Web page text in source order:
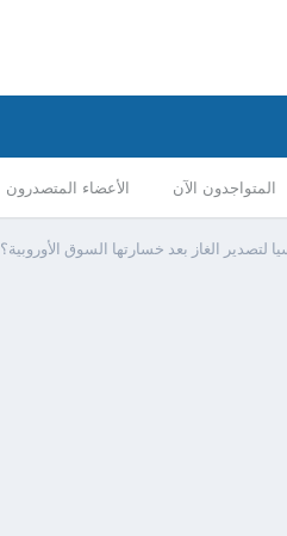
المتواجدون الآن الأعضاء المتصدرون
لتصدير الغاز بعد خسارتها السوق الأوروبية؟